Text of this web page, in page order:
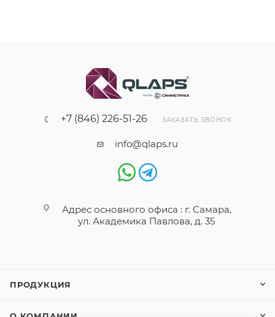
+7 (846) 226-51-26 ЗАКАЗАТЬ ЗВОНОК
info@qlaps.ru
Адрес основного офиса : г. Самара,
ул. Академика Павлова, д. 35
ПРОДУКЦИЯ